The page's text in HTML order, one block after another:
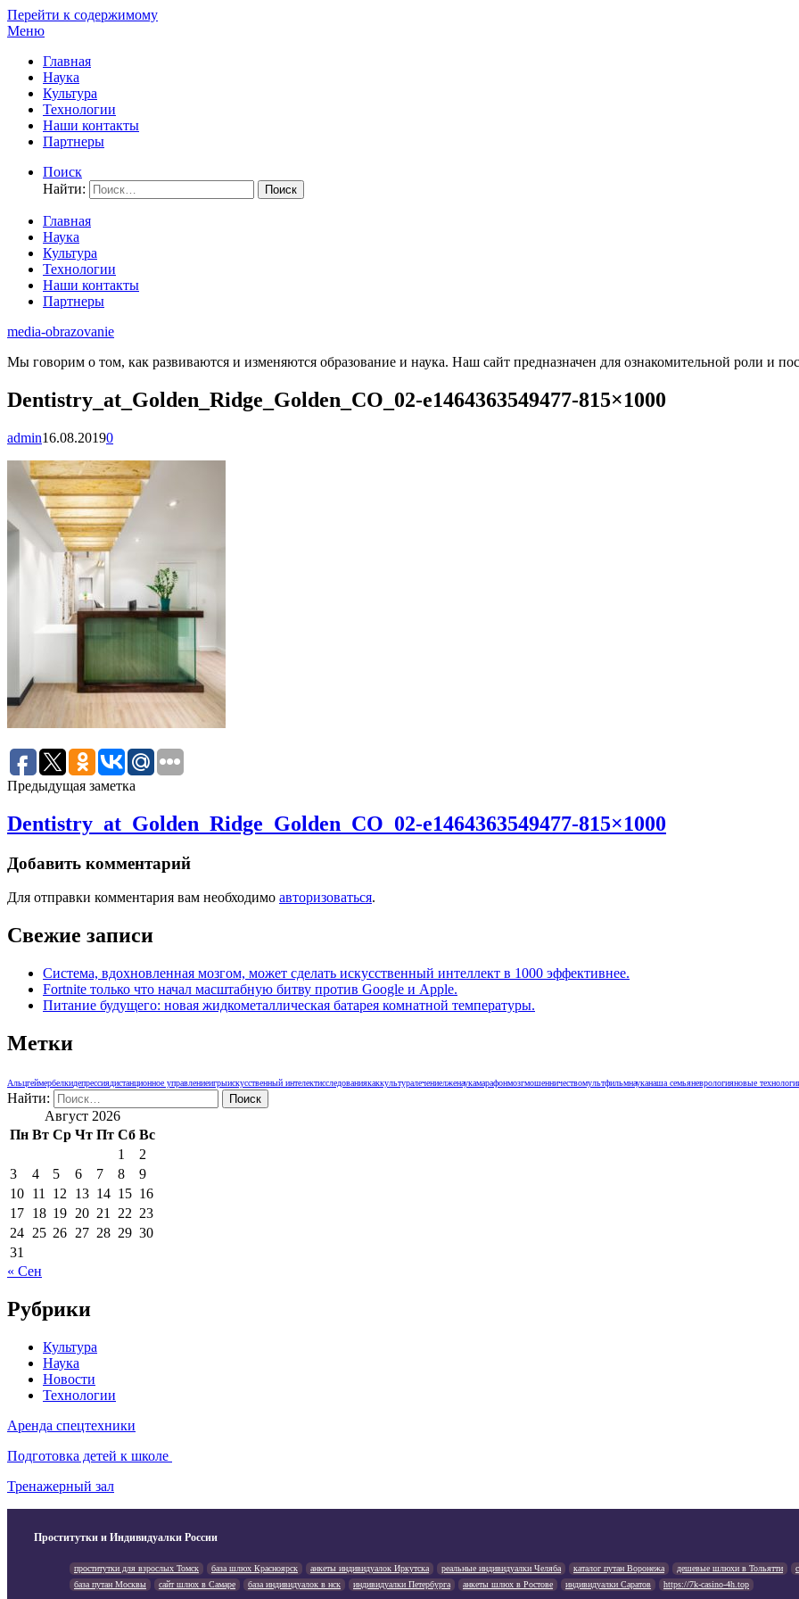
Перейти к содержимому
Меню
Главная
Наука
Культура
Технологии
Наши контакты
Партнеры
Поиск
Найти:
Главная
Наука
Культура
Технологии
Наши контакты
Партнеры
media-obrazovanie
Мы говорим о том, как развиваются и изменяются образование и наука. Наш сайт предназначен для ознакомительной роли и
Dentistry_at_Golden_Ridge_Golden_CO_02-e1464363549477-815×1000
admin16.08.20190
Предыдущая заметка
Dentistry_at_Golden_Ridge_Golden_CO_02-e1464363549477-815×1000
Добавить комментарий
Для отправки комментария вам необходимо авторизоваться.
Свежие записи
Система, вдохновленная мозгом, может сделать искусственный интеллект в 1000 эффективнее.
Fortnite только что начал масштабную битву против Google и Apple.
Питание будущего: новая жидкометаллическая батарея комнатной температуры.
Метки
Альцгеймербелкидепрессиядистанционное управлениеигрыискусственный интелектисследованиякаккультуралечениелженаукамарафонмозгмошенничествомультфильмнауканаша семьяневрологияновые
Найти:
Август 2026
Пн Вт Ср Чт Пт Сб Вс
1
2
3
4 5 6 7 8
9
10 11 12 13 14 15 16
17 18 19 20 21 22 23
24 25 26 27 28 29 30
31
« Сен
Рубрики
Культура
Наука
Новости
Технологии
Аренда спецтехники
Подготовка детей к школе
Тренажерный зал
Проститутки и Индивидуалки России
проститутки для взрослых Томск база шлюх Красноярск анкеты индивидуалок Иркутска реальные индивидуалки Челяба каталог путан Воронежа дешевые шлюхи в Тольятти
база путан Москвы
сайт шлюх в Самаре база индивидуалок в нск индивидуалки Петербурга анкеты шлюх в Ростове индивидуалки Саратов https://7k-casino-4h.top